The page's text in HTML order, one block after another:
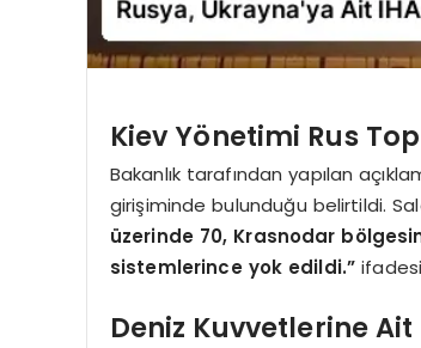
Kiev Yönetimi Rus
Bakanlık tarafından yapılan
girişiminde bulunduğu belirtildi.
üzerinde 70, Krasnodar
sistemlerince yok edildi.”
Deniz Kuvvetlerine Ait